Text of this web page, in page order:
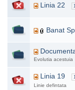
Linia 22
Banat
Evolutia acestuia
Linia 19
Linie defintata